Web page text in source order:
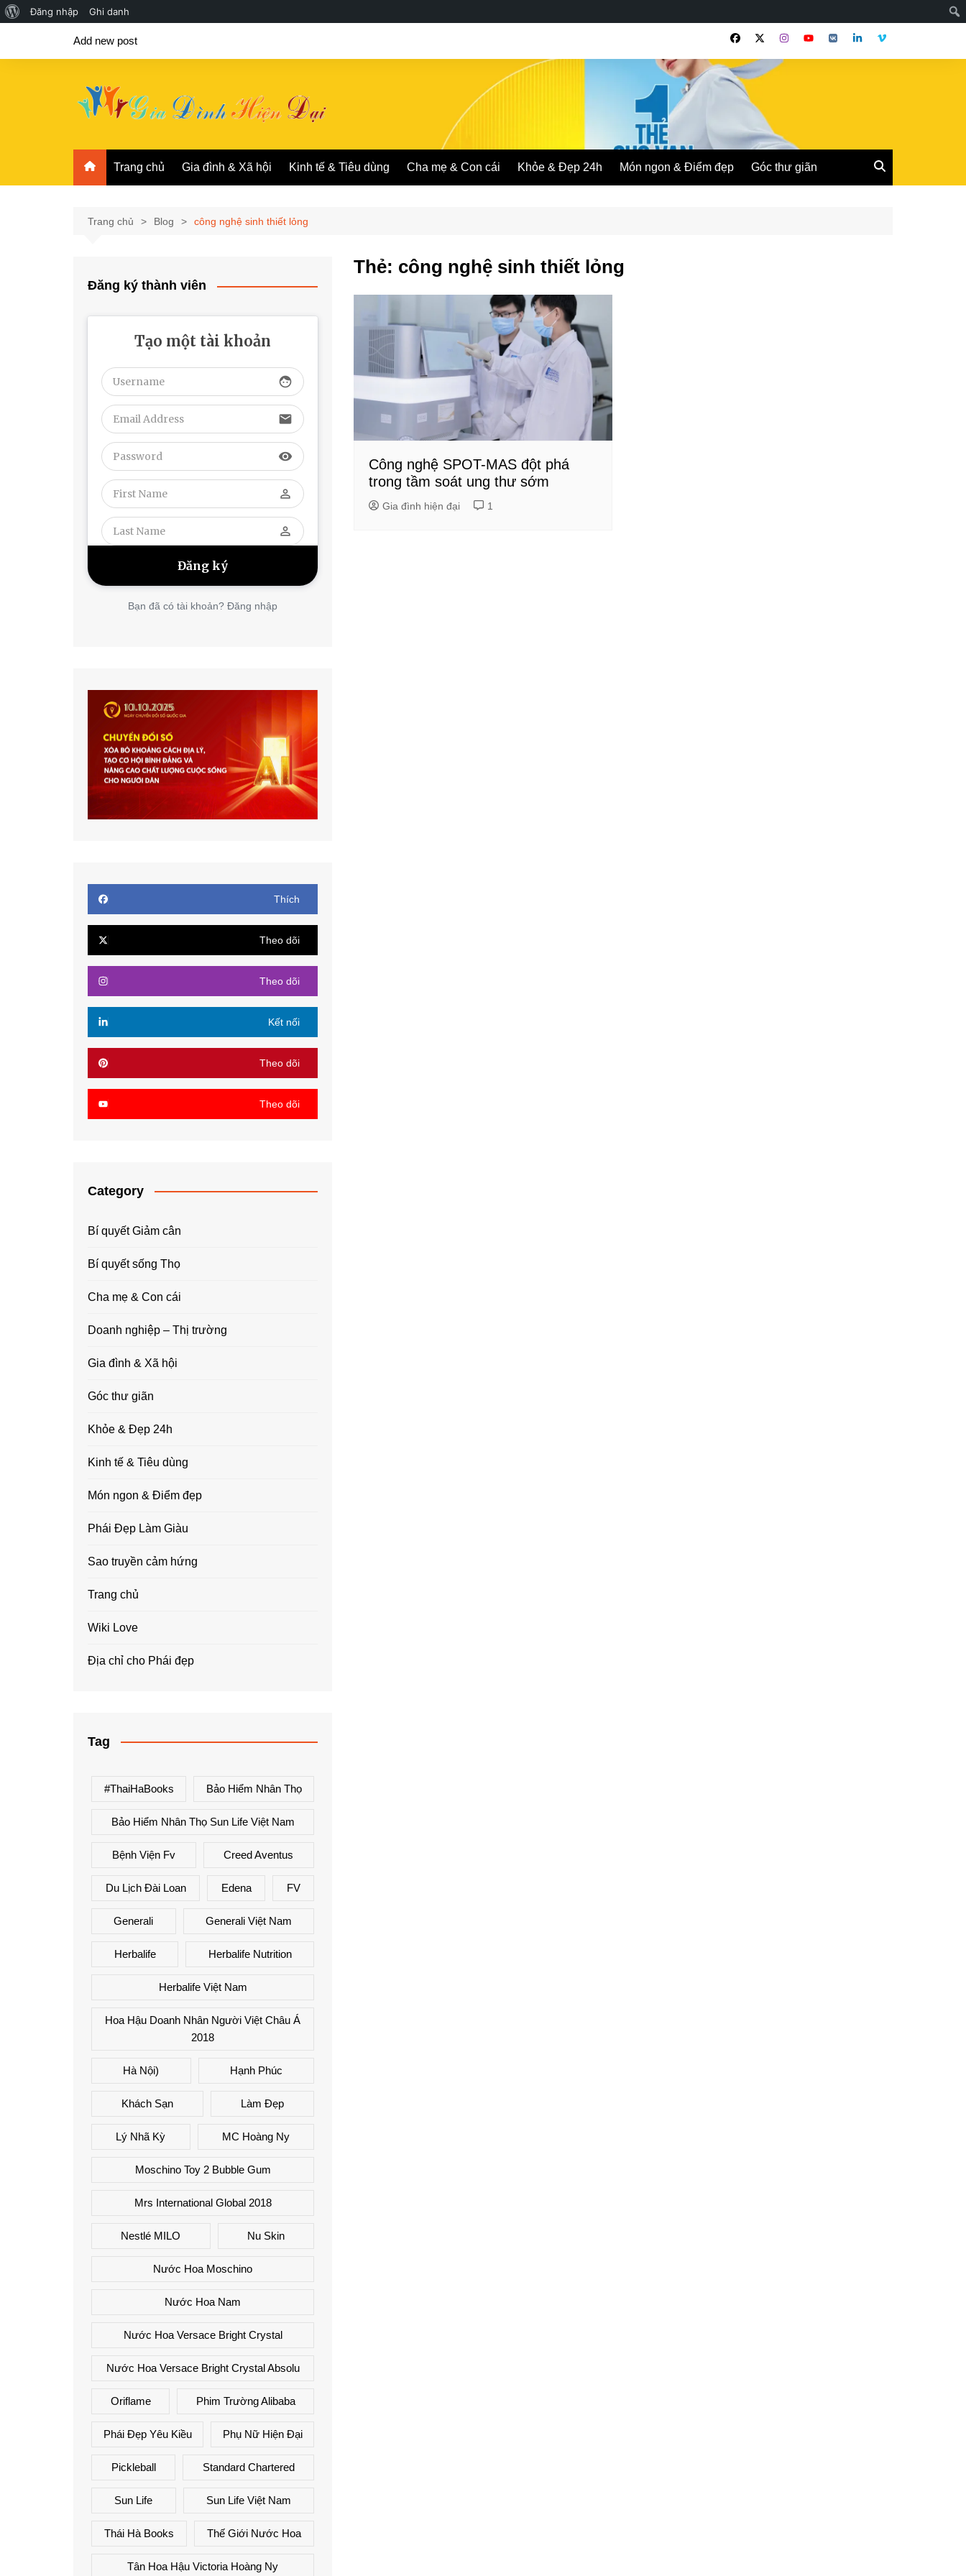
Giới
về
Đăng nhập Ghi danh
Add new post
Trang chủ Gia đình & Xã hội Kinh tế & Tiêu dùng Cha mẹ & Con cái Khỏe & Đẹp 24h Món ngon & Điểm đẹp Góc thư giãn
Trang chủ Blog công nghệ sinh thiết lỏng
Thẻ: công nghệ sinh thiết lỏng
Công nghệ SPOT-MAS đột phá
trong tầm soát ung thư sớm
Gia đình hiện đại 1
Đăng ký thành viên
Tạo một tài khoản
face
email
visibility
perm_identity
perm_identity
Bạn đã có tài khoản? Đăng nhập
Thích
Theo dõi
Theo dõi
Kết nối
Theo dõi
Theo dõi
Category
Bí quyết Giảm cân
Bí quyết sống Thọ
Cha mẹ & Con cái
Doanh nghiệp – Thị trường
Gia đình & Xã hội
Góc thư giãn
Khỏe & Đẹp 24h
Kinh tế & Tiêu dùng
Món ngon & Điểm đẹp
Phái Đẹp Làm Giàu
Sao truyền cảm hứng
Trang chủ
Wiki Love
Địa chỉ cho Phái đẹp
Tag
#ThaiHaBooks Bảo Hiểm Nhân Thọ
Bảo Hiểm Nhân Thọ Sun Life Việt Nam
Bệnh Viện Fv Creed Aventus
Du Lịch Đài Loan Edena FV
Generali Generali Việt Nam
Herbalife Herbalife Nutrition
Herbalife Việt Nam
Hoa Hậu Doanh Nhân Người Việt Châu Á
2018
Hà Nội) Hạnh Phúc
Khách Sạn Làm Đẹp
Lý Nhã Kỳ MC Hoàng Ny
Moschino Toy 2 Bubble Gum
Mrs International Global 2018
Nestlé MILO Nu Skin
Nước Hoa Moschino
Nước Hoa Nam
Nước Hoa Versace Bright Crystal
Nước Hoa Versace Bright Crystal Absolu
Oriflame Phim Trường Alibaba
Phái Đẹp Yêu Kiều Phụ Nữ Hiện Đại
Pickleball Standard Chartered
Sun Life Sun Life Việt Nam
Thái Hà Books Thế Giới Nước Hoa
Tân Hoa Hậu Victoria Hoàng Ny